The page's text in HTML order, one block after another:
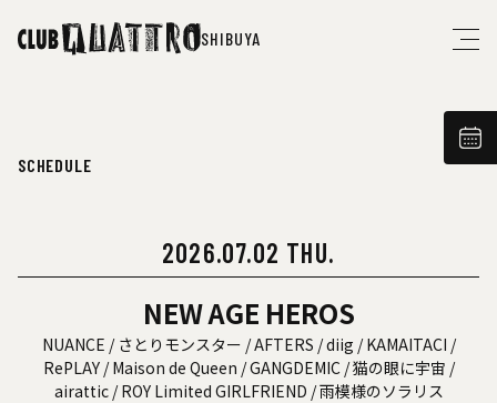
SHIBUYA
SCHEDULE
2026.07.02 THU.
NEW AGE HEROS
NUANCE / さとりモンスター / AFTERS / diig / KAMAITACI /
RePLAY / Maison de Queen / GANGDEMIC / 猫の眼に宇宙 /
airattic / ROY Limited GIRLFRIEND / 雨模様のソラリス